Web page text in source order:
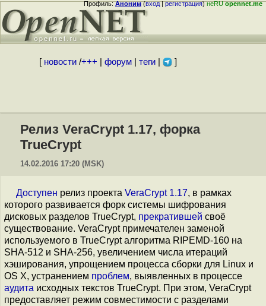
Профиль:Аноним(вход|регистрация)неRUopennet.me
[ новости/+++ форум| теги| ]
Релиз VeraCrypt 1.17, форка
TrueCrypt
14.02.2016 17:20 (MSK)
Доступен релиз проекта VeraCrypt 1.17, в рамках
которого развивается форк системы шифрования
дисковых разделов TrueCrypt, прекратившей своё
существование. VeraCrypt примечателен заменой
используемого в TrueCrypt алгоритма RIPEMD-160 на
SHA-512 и SHA-256, увеличением числа итераций
хэширования, упрощением процесса сборки для Linux и
OS X, устранением проблем, выявленных в процессе
аудита исходных текстов TrueCrypt. При этом, VeraCrypt
предоставляет режим совместимости с разделами